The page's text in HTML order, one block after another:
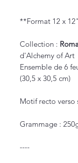
**Format 12 x
Collection :
d'Alchemy of Art
Ensemble de 6
(30,5 x 30,5 cm)
Motif recto verso
Grammage :
----